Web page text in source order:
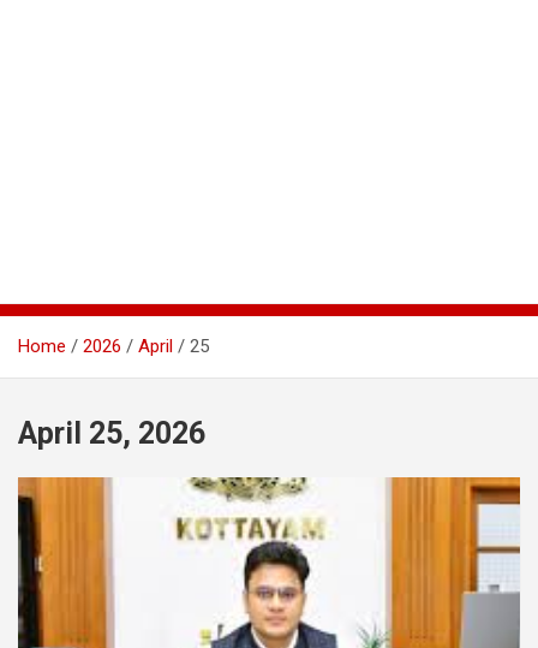
Home 2026 April 25
April 25, 2026